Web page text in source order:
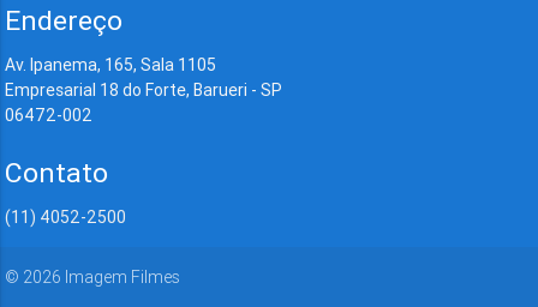
Endereço
Av. Ipanema, 165, Sala 1105
Empresarial 18 do Forte, Barueri - SP
06472-002
Contato
(11) 4052-2500
© 2026 Imagem Filmes